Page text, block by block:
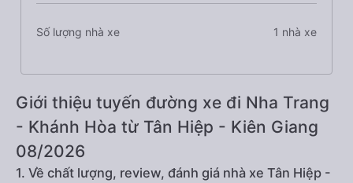
Số lượng nhà xe 1 nhà xe
Giới thiệu tuyến đường xe đi Nha Trang
- Khánh Hòa từ Tân Hiệp - Kiên Giang
08/2026
1. Về chất lượng, review, đánh giá nhà xe Tân Hiệp -